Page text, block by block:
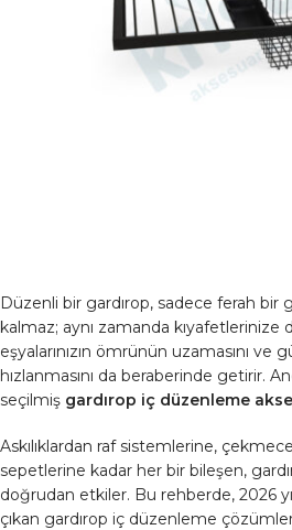
Düzenli bir gardırop, sadece ferah bir
kalmaz; aynı zamanda kıyafetlerinize
eşyalarınızın ömrünün uzamasını ve
hızlanmasını da beraberinde getirir.
seçilmiş gardırop iç düzenleme
Askılıklardan raf sistemlerine,
sepetlerine kadar her bir bileşen,
doğrudan etkiler. Bu rehberde, 2026
çıkan gardırop iç düzenleme